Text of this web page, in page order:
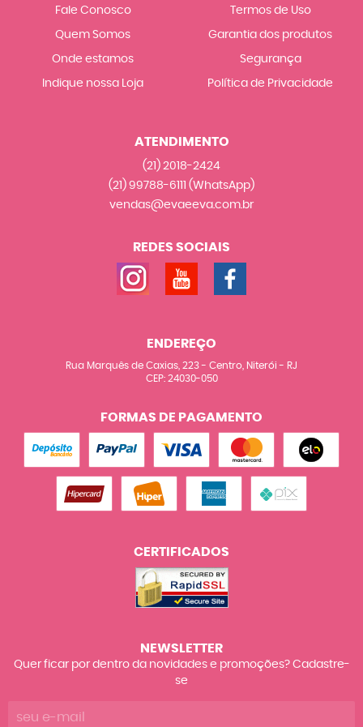
Fale Conosco
Quem Somos
Onde estamos
Indique nossa Loja
Termos de Uso
Garantia dos produtos
Segurança
Política de Privacidade
ATENDIMENTO
(21) 2018-2424
(21) 99788-6111 (WhatsApp)
vendas@evaeeva.com.br
REDES SOCIAIS
ENDEREÇO
Rua Marquês de Caxias, 223- Centro, Niterói - RJ
CEP: 24030-050
FORMAS DE PAGAMENTO
CERTIFICADOS
NEWSLETTER
Quer ficar por dentro da novidades e promoções? Cadastre-
se